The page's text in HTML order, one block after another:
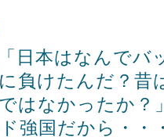
livedoor 相互RSS
日本はなんでバ
負けたんだ？昔
はなかったか？
強国だから・・